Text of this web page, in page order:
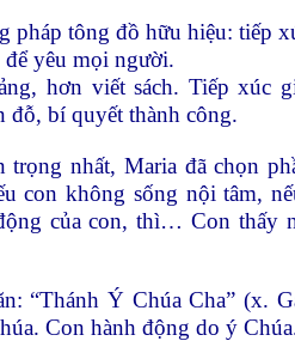
pháp tông đồ hữu hiệu: tiếp
yêu mọi người.
hơn viết sách. Tiếp xúc
đỗ, bí quyết thành công.
nhất, Maria đã chọn
con không sống nội tâm,
của con, thì… Con thấy
“Thánh Ý Chúa Cha” (x.
Con hành động do ý